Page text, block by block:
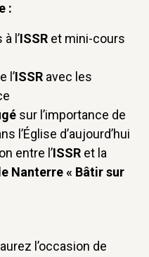
:
l’ISSR et mini-cours
l’ISSR avec les
sur l’importance de
l’Église d’aujourd’hui
entre l’ISSR et la
Nanterre « Bâtir sur
l’occasion de